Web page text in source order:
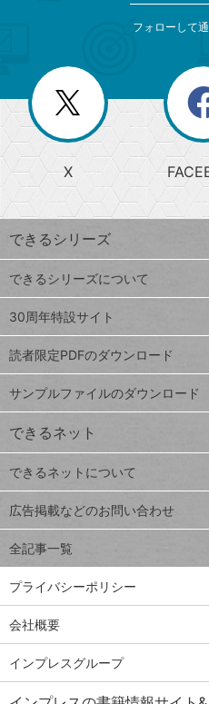
じ
る
search
検
索
上
昇
ワ
ー
ド
Google
スプレ
ッドシ
ート
iPhone
VLOOKUP
close
閉じ
る
閉
じ
る
ー
か
ら
探
す
ト
ッ
プ
ペ
ジ
連載
Excel Q&A
トイアンナ流仕
事術
ではじめる業務
の完全自動化
AI議事録作成術
Windows 11
Q&A
フォローして
X
できるシリーズ
できるシリーズについて
30周年特設サイト
読者限定PDFのダウンロード
サンプルファイルのダウンロード
できるネット
できるネットについて
広告掲載などのお問い合わせ
全記事一覧
プライバシーポリシー
会社概要
インプレスグループ